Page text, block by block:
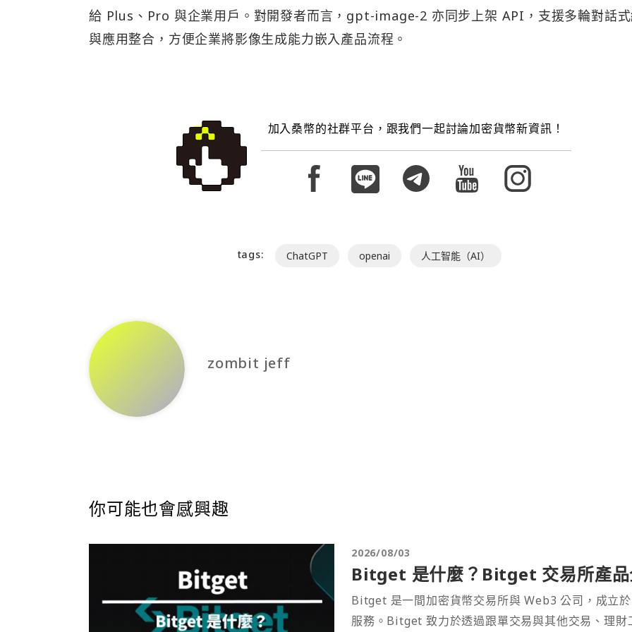
給 Plus、Pro 與企業用戶。對開發者而言，gpt-image-2 亦同步上架 API，支援多輪對話
與應用整合，方便企業將影像生成能力嵌入產品流程。
加入桑幣的社群平台，跟我們一起討論加密貨幣新資訊！
tags: ChatGPT openai 人工智能（AI）
zombit jeff
你可能也會感興趣
2026/08/03
Bitget 是什麼？Bitget 交易所產品
Bitget 是一間加密貨幣交易所與 Web3 公司，成立
服務。Bitget 致力於透過跟單交易與其他交易、理